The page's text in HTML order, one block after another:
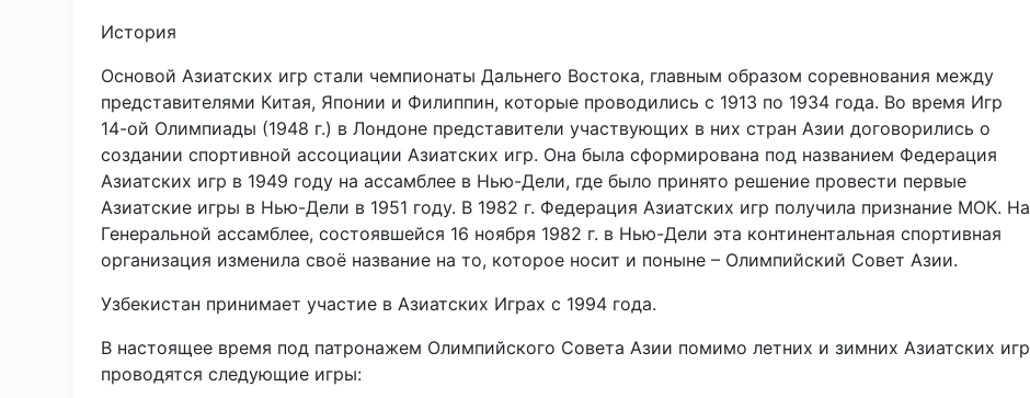
История
Основой Азиатских игр стали чемпионаты Дальнего Востока, главным образом соревнования между
представителями Китая, Японии и Филиппин, которые проводились с 1913 по 1934 года. Во время Игр
14-ой Олимпиады (1948 г.) в Лондоне представители участвующих в них стран Азии договорились о
создании спортивной ассоциации Азиатских игр. Она была сформирована под названием Федерация
Азиатских игр в 1949 году на ассамблее в Нью-Дели, где было принято решение провести первые
Азиатские игры в Нью-Дели в 1951 году. В 1982 г. Федерация Азиатских игр получила признание МОК. На
Генеральной ассамблее, состоявшейся 16 ноября 1982 г. в Нью-Дели эта континентальная спортивная
организация изменила своё название на то, которое носит и поныне – Олимпийский Совет Азии.
Узбекистан принимает участие в Азиатских Играх с 1994 года.
В настоящее время под патронажем Олимпийского Совета Азии помимо летних и зимних Азиатских игр
проводятся следующие игры: